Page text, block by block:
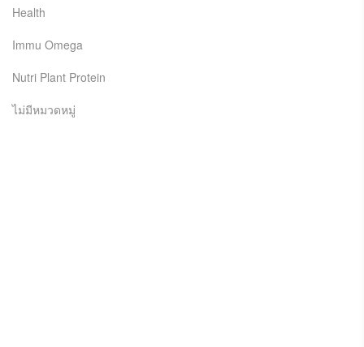
Health
Immu Omega
Nutri Plant Protein
ไม่มีหมวดหมู่